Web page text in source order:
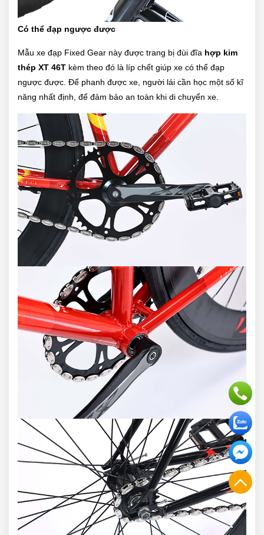
Có thể đạp ngược được
Mẫu xe đạp Fixed Gear này được trang bị đùi đĩa hợp kim
thép XT 46T kèm theo đó là líp chết giúp xe có thể đạp
ngược được. Để phanh được xe, người lái cần học một số kĩ
năng nhất định, để đảm bảo an toàn khi di chuyển xe.